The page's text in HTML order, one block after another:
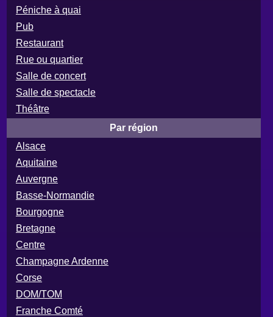
Péniche à quai
Pub
Restaurant
Rue ou quartier
Salle de concert
Salle de spectacle
Théâtre
Par région
Alsace
Aquitaine
Auvergne
Basse-Normandie
Bourgogne
Bretagne
Centre
Champagne Ardenne
Corse
DOM/TOM
Franche Comté